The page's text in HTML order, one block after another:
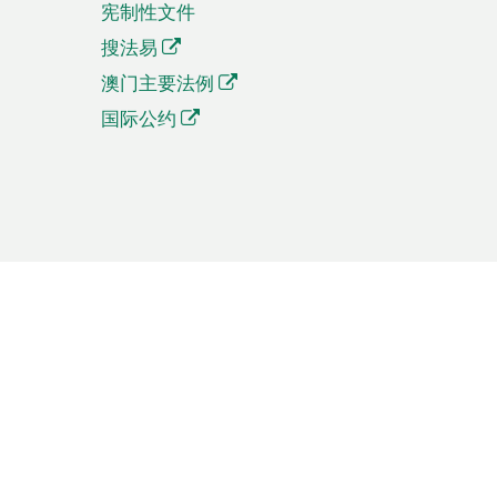
宪制性文件
搜法易
澳门主要法例
国际公约